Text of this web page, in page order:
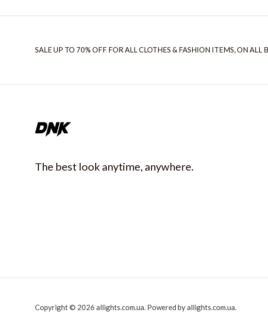
SALE UP TO 70% OFF FOR ALL CLOTHES & FASHION ITEMS, ON ALL
The best look anytime, anywhere.
Copyright © 2026 allights.com.ua. Powered by allights.com.ua.